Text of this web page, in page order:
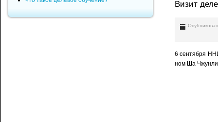
Визит
6 сентября
ном Ша Чжунли